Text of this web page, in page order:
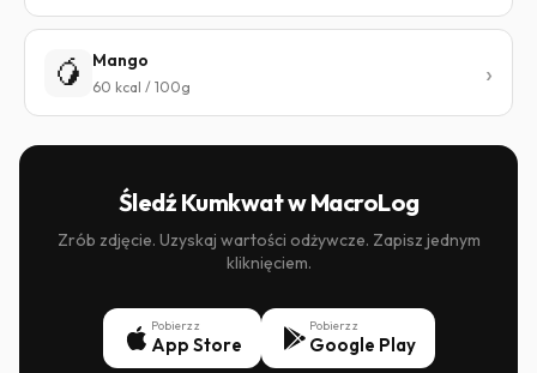
🥭 Mango
60 kcal / 100g
Śledź Kumkwat w MacroLog
Zrób zdjęcie. Uzyskaj wartości odżywcze. Zapisz jednym
kliknięciem.
Pobierz z
App Store
Pobierz z
Google Play